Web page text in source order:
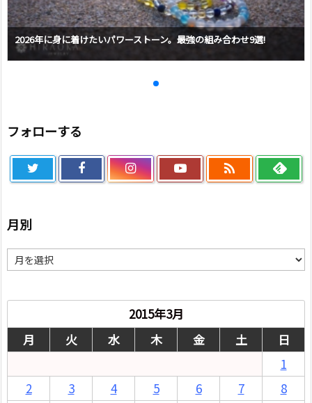
2026年に身に着けたいパワーストーン。最強の組み合わせ9選!
フォローする

月別
別
2015年3月
月
火 水 木 金 土
日
1
2
3 4 5 6 7
8